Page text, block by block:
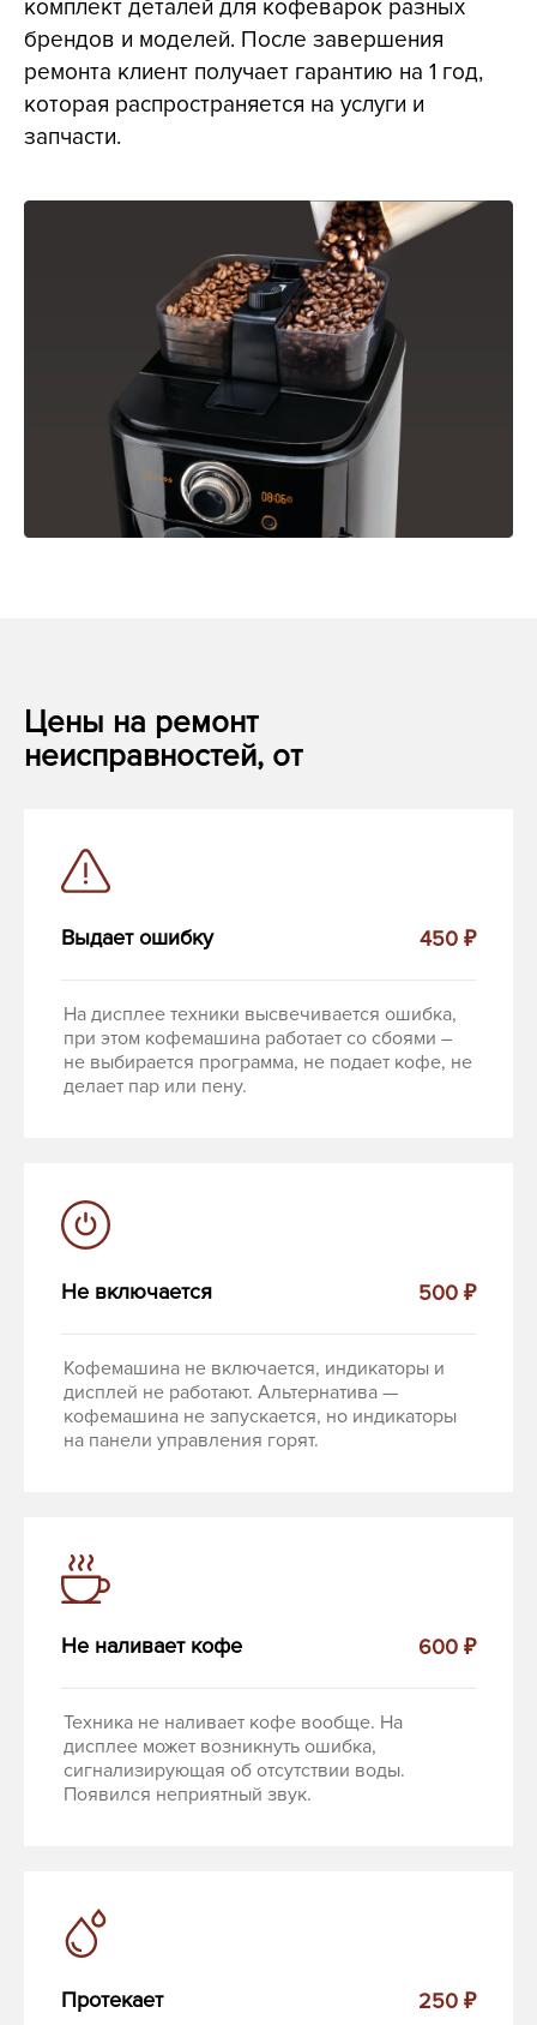
комплект деталей для кофеварок разных
брендов и моделей. После завершения
ремонта клиент получает гарантию на 1 год,
которая распространяется на услуги и
запчасти.
Цены на ремонт
неисправностей, от
Выдает ошибку 450 ₽
На дисплее техники высвечивается ошибка,
при этом кофемашина работает со сбоями –
не выбирается программа, не подает кофе, не
делает пар или пену.
Не включается 500 ₽
Кофемашина не включается, индикаторы и
дисплей не работают. Альтернатива —
кофемашина не запускается, но индикаторы
на панели управления горят.
Не наливает кофе 600 ₽
Техника не наливает кофе вообще. На
дисплее может возникнуть ошибка,
сигнализирующая об отсутствии воды.
Появился неприятный звук.
Протекает 250 ₽